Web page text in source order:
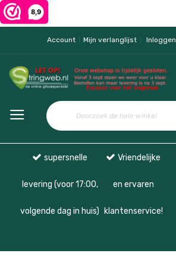
Account Mijn verlanglijst Inloggen
supersnelle
levering (voor 17:00,
volgende dag in huis)
Vriendelijke
en ervaren
klantenservice!